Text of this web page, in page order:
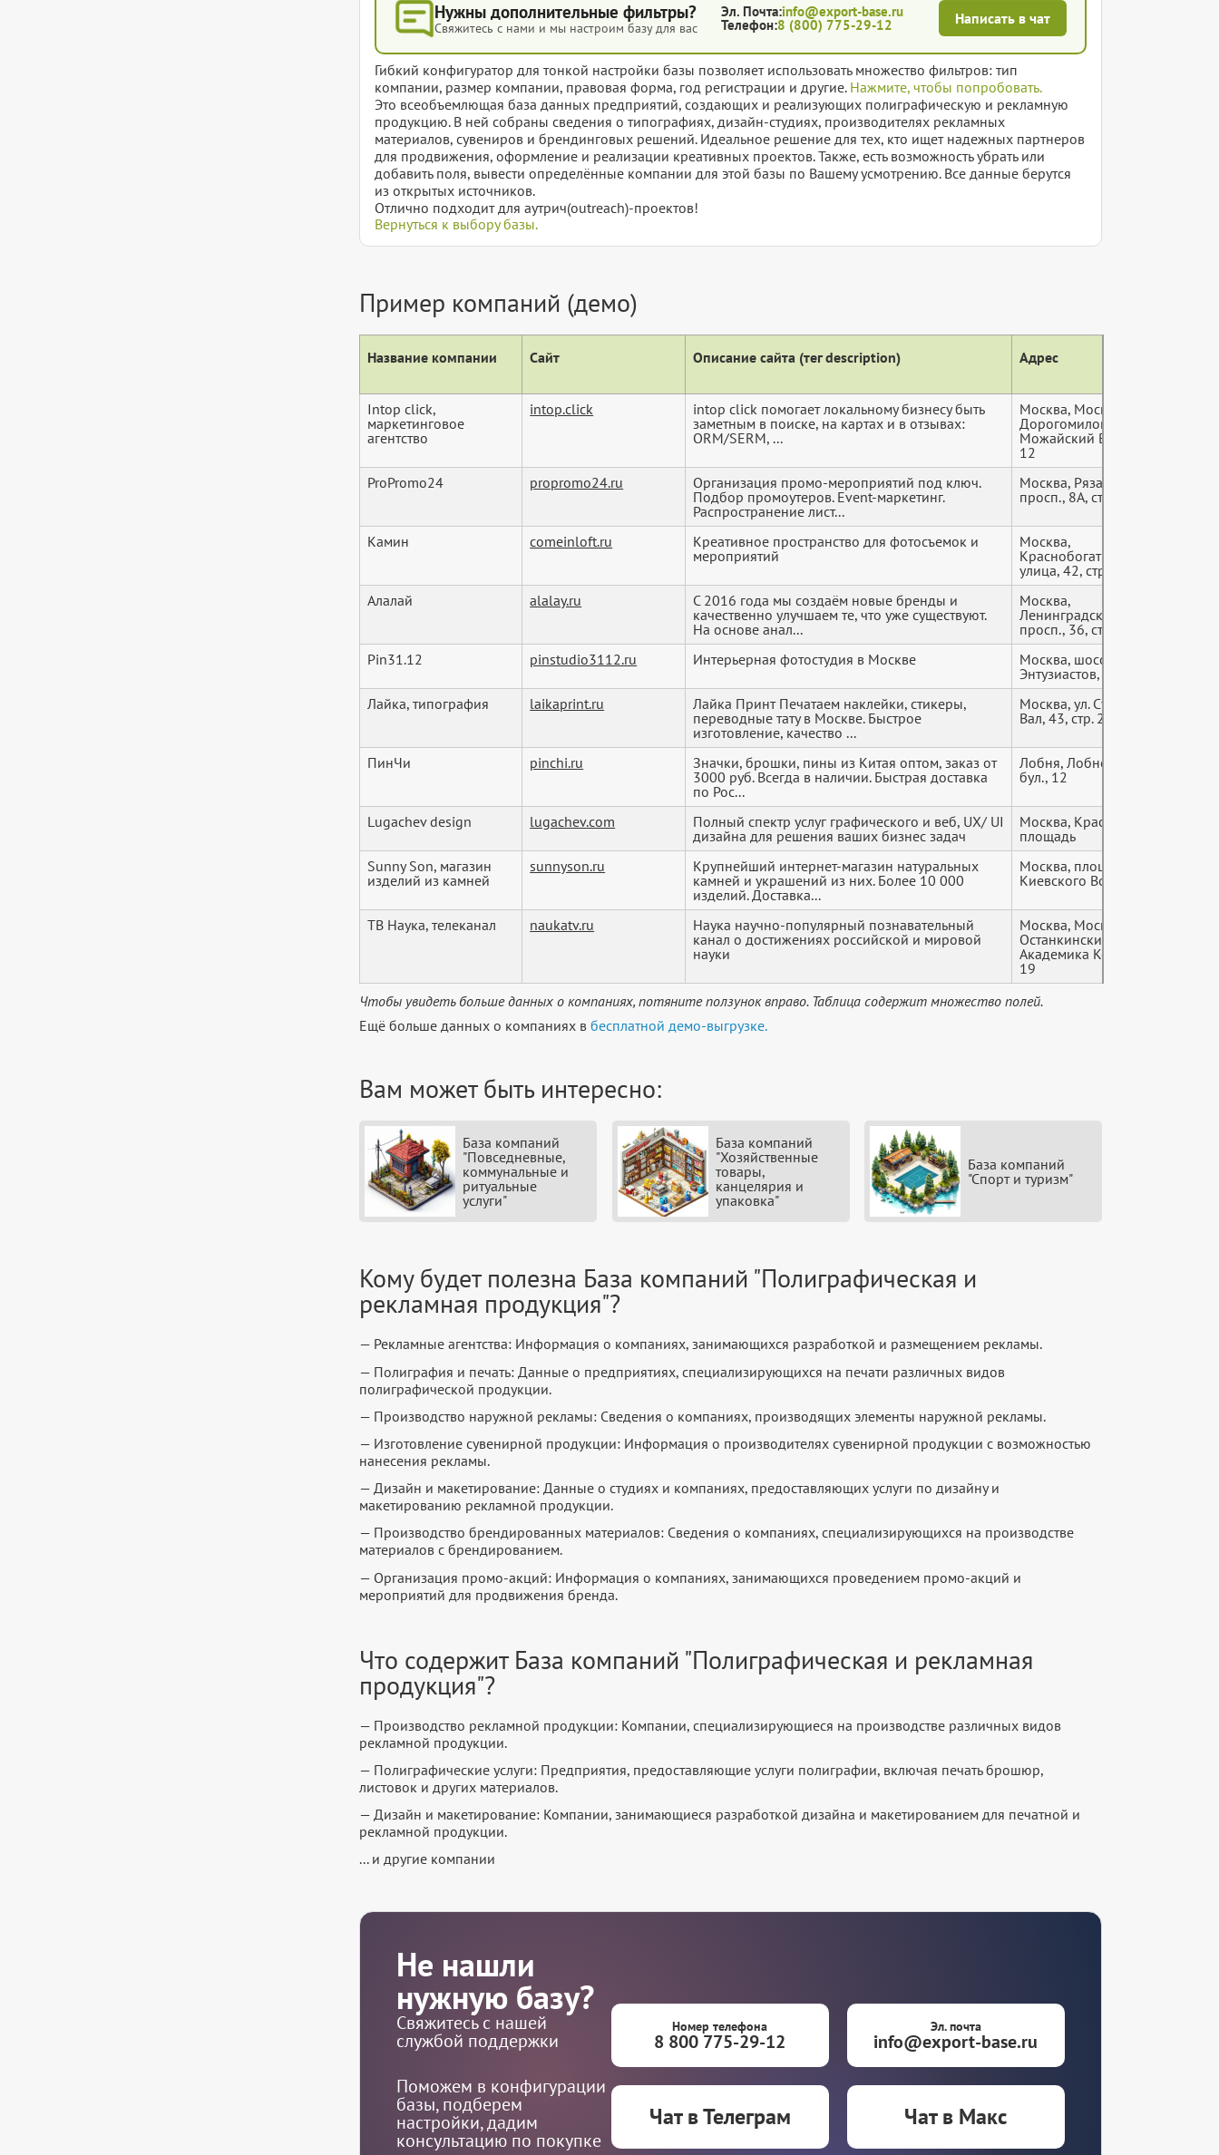
Нужны дополнительные фильтры?
Свяжитесь с нами и мы настроим базу для вас
Эл. Почта:info@export-base.ru
Телефон:8 (800) 775-29-12 Написать в чат
Гибкий конфигуратор для тонкой настройки базы позволяет использовать множество фильтров: тип
компании, размер компании, правовая форма, год регистрации и другие. Нажмите, чтобы попробовать.
Это всеобъемлющая база данных предприятий, создающих и реализующих полиграфическую и рекламную
продукцию. В ней собраны сведения о типографиях, дизайн-студиях, производителях рекламных
материалов, сувениров и брендинговых решений. Идеальное решение для тех, кто ищет надежных партнеров
для продвижения, оформление и реализации креативных проектов. Также, есть возможность убрать или
добавить поля, вывести определённые компании для этой базы по Вашему усмотрению. Все данные берутся
из открытых источников.
Отлично подходит для аутрич(outreach)-проектов!
Вернуться к выбору базы.
Пример компаний (демо)
Название компании Сайт Описание сайта (тег description) Адрес
Intop click,
маркетинговое
агентство
intop.click
intop click помогает локальному бизнесу быть
заметным в поиске, на картах и в отзывах:
ORM/SERM, ...
Москва, Москва,
Дорогомилово,
Можайский Вал улица,
12
ProPromo24 propromo24.ru
Организация промо-мероприятий под ключ.
Подбор промоутеров. Event-маркетинг.
Распространение лист...
Москва, Рязанский
просп., 8А, стр. 1
Камин comeinloft.ru
Креативное пространство для фотосъемок и
мероприятий
Москва,
Краснобогатырская
улица, 42, стр. 5
Алалай alalay.ru
С 2016 года мы создаём новые бренды и
качественно улучшаем те, что уже существуют.
На основе анал...
Москва,
Ленинградский
просп., 36, стр. 36
Pin31.12 pinstudio3112.ru Интерьерная фотостудия в Москве
Москва, шоссе
Энтузиастов, 31, стр. 39
Лайка, типография laikaprint.ru
Лайка Принт Печатаем наклейки, стикеры,
переводные тату в Москве. Быстрое
изготовление, качество ...
Москва, ул. Сущёвский
Вал, 43, стр. 2
ПинЧи pinchi.ru
Значки, брошки, пины из Китая оптом, заказ от
3000 руб. Всегда в наличии. Быстрая доставка
по Рос...
Лобня, Лобненский
бул., 12
Lugachev design lugachev.com
Полный спектр услуг графического и веб, UX/ UI
дизайна для решения ваших бизнес задач
Москва, Красная
площадь
Sunny Son, магазин
изделий из камней
sunnyson.ru
Крупнейший интернет-магазин натуральных
камней и украшений из них. Более 10 000
изделий. Доставка...
Москва, площадь
Киевского Вокзала, 2
ТВ Наука, телеканал naukatv.ru
Наука научно-популярный познавательный
канал о достижениях российской и мировой
науки
Москва, Москва,
Останкинский, улица
Академика Королёва,
19
Чтобы увидеть больше данных о компаниях, потяните ползунок вправо. Таблица содержит множество полей.
Ещё больше данных о компаниях вбесплатной демо-выгрузке.
Вам может быть интересно:
База компаний
"Повседневные,
коммунальные и
ритуальные
услуги"
База компаний
"Хозяйственные
товары,
канцелярия и
упаковка"
База компаний
"Спорт и туризм"
Кому будет полезна База компаний "Полиграфическая и
рекламная продукция"?
— Рекламные агентства: Информация о компаниях, занимающихся разработкой и размещением рекламы.
— Полиграфия и печать: Данные о предприятиях, специализирующихся на печати различных видов
полиграфической продукции.
— Производство наружной рекламы: Сведения о компаниях, производящих элементы наружной рекламы.
— Изготовление сувенирной продукции: Информация о производителях сувенирной продукции с возможностью
нанесения рекламы.
— Дизайн и макетирование: Данные о студиях и компаниях, предоставляющих услуги по дизайну и
макетированию рекламной продукции.
— Производство брендированных материалов: Сведения о компаниях, специализирующихся на производстве
материалов с брендированием.
— Организация промо-акций: Информация о компаниях, занимающихся проведением промо-акций и
мероприятий для продвижения бренда.
Что содержит База компаний "Полиграфическая и рекламная
продукция"?
— Производство рекламной продукции: Компании, специализирующиеся на производстве различных видов
рекламной продукции.
— Полиграфические услуги: Предприятия, предоставляющие услуги полиграфии, включая печать брошюр,
листовок и других материалов.
— Дизайн и макетирование: Компании, занимающиеся разработкой дизайна и макетированием для печатной и
рекламной продукции.
... и другие компании
Не нашли
нужную базу?
Свяжитесь с нашей
службой поддержки
Поможем в конфигурации
базы, подберем
настройки, дадим
консультацию по покупке
Номер телефона
8 800 775-29-12
Эл. почта
info@export-base.ru
Чат в Телеграм Чат в Макс